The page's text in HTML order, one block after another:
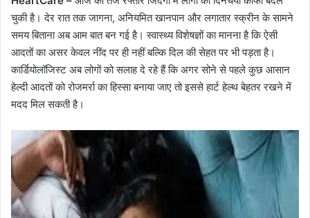
चुकी है। देर रात तक जागना, अनियमित खानपान और लगातार स्क्रीन के सामने
समय बिताना अब आम बात बन गई है। स्वास्थ्य विशेषज्ञों का मानना है कि ऐसी
आदतों का असर केवल नींद पर ही नहीं बल्कि दिल की सेहत पर भी पड़ता है।
कार्डियोलॉजिस्ट अब लोगों को सलाह दे रहे हैं कि अगर सोने से पहले कुछ आसान
हेल्दी आदतों को रोजमर्रा का हिस्सा बनाया जाए तो इससे हार्ट हेल्थ बेहतर रखने में
मदद मिल सकती है।